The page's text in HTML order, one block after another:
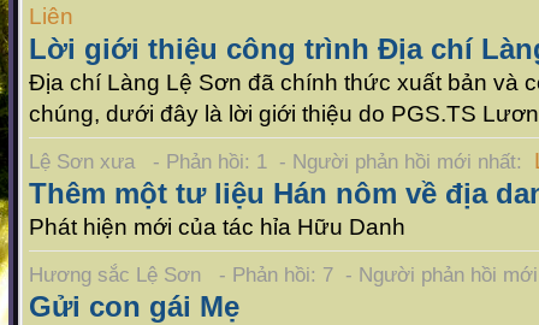
Liên
Lời giới thiệu công trình Địa chí
Địa chí Làng Lệ Sơn đã chính thức xuất bản và
chúng, dưới đây là lời giới thiệu do PGS.TS
Lệ Sơn xưa - Phản hồi: 1 - Người phản hồi mới nhất:
Thêm một tư liệu Hán nôm về địa
Phát hiện mới của tác hỉa Hữu Danh
Hương sắc Lệ Sơn - Phản hồi: 7 - Người phản hồi
Gửi con gái Mẹ